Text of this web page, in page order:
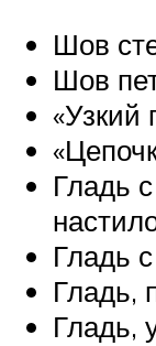
Шов
Шов
«Узкий
Гладь
Гладь
Гладь,
Гладь,